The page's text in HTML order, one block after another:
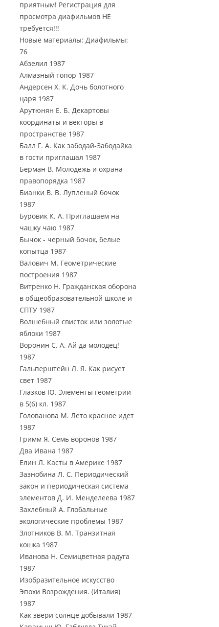
приятным! Регистрация для
просмотра диафильмов НЕ
требуется!!!
Новые материалы: Диафильмы:
76
Абзелил 1987
Алмазный топор 1987
Андерсен Х. К. Дочь болотного
царя 1987
Арутюнян Е. Б. Декартовы
координаты и векторы в
пространстве 1987
Балл Г. А. Как забодай-Забодайка
в гости приглашал 1987
Берман В. Молодежь и охрана
правопорядка 1987
Бианки В. В. Лупленый бочок
1987
Буровик К. А. Приглашаем на
чашку чаю 1987
Бычок - черный бочок, белые
копытца 1987
Валович М. Геометрические
построения 1987
Витренко Н. Гражданская оборона
в общеобразовательной школе и
СПТУ 1987
Волшебный свисток или золотые
яблоки 1987
Воронин С. А. Ай да молодец!
1987
Гальперштейн Л. Я. Как рисует
свет 1987
Глазков Ю. Элементы геометрии
в 5(6) кл. 1987
Голованова М. Лето красное идет
1987
Гримм Я. Семь воронов 1987
Два Ивана 1987
Елин Л. Касты в Америке 1987
Зазнобина Л. С. Периодический
закон и периодическая система
элементов Д. И. Менделеева 1987
Захлебный А. Глобальные
экологические проблемы 1987
Злотников В. М. Транзитная
кошка 1987
Иванова Н. Семицветная радуга
1987
Изобразительное искусство
Эпохи Возрождения. (Италия)
1987
Как звери солнце добывали 1987